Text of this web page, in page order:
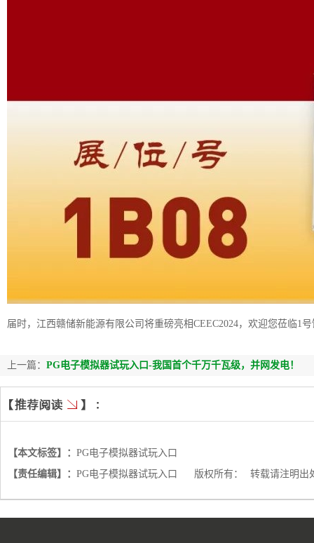
届时，江西赣储新能源有限公司将重磅亮相CEEC2024，欢迎您莅临1
上一篇： PG电子模拟器试玩入口-我国首个千万千瓦级，并网发电！
【本文标签】： PG电子模拟器试玩入口
【责任编辑】： PG电子模拟器试玩入口 版权所有： 转载请注明出